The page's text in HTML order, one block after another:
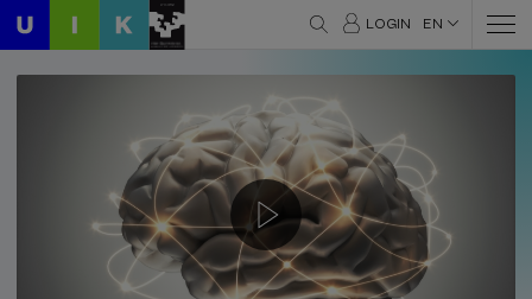
LOGIN EN